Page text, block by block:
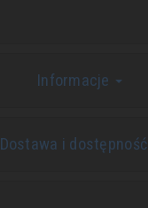
Informacje
Dostawa i dostępność